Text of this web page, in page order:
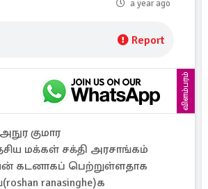
a year ago
Report
விளம்பரம்
குமார
மக்கள் சக்தி அரசாங்கம்
கடனாகப் பெற்றுள்ளதாக
ranasinghe)க